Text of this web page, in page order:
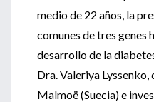
medio de 22 años, la
comunes de tres genes
desarrollo de la
Dra. Valeriya
Malmoë (Suecia) e